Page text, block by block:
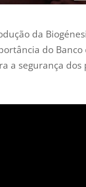
da
do Banco
a segurança dos